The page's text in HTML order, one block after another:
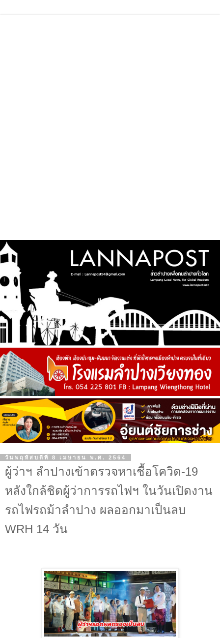
วันพฤหัสบดีที่ 8 เมษายน พ.ศ. 2564
ผู้ว่าฯ ลำปางเข้าตรวจหาเชื้อโควิด-19
หลังใกล้ชิดผู้ว่าการรถไฟฯ ในวันเปิดงาน
รถไฟรถม้าลำปาง ผลออกมาเป็นลบ
WRH 14 วัน